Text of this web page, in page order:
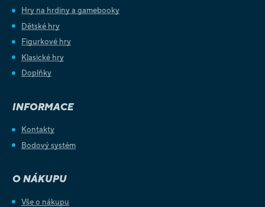
Hry na hrdiny a gamebooky
Dětské hry
Figurkové hry
Klasické hry
Doplňky
INFORMACE
Kontakty
Bodový systém
O NÁKUPU
Vše o nákupu